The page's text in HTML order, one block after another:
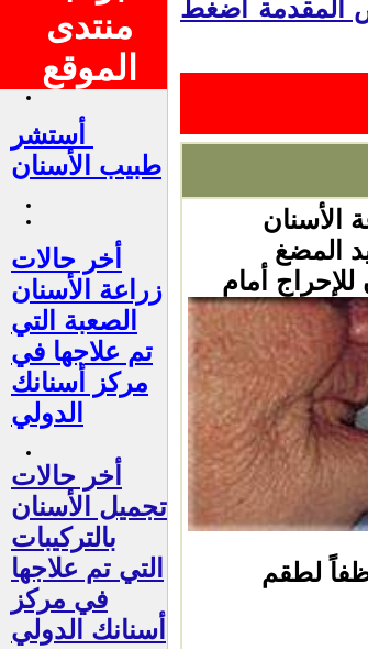
منتدى
الموقع
أستشر
طبيب الأسنان
أخر حالات
زراعة الأسنان
الصعبة التي
تم علاجها في
مركز أسنانك
الدولي
أخر حالات
تجميل الأسنان
بالتركيبات
التي تم علاجها
في مركز
أسنانك الدولي
المقدمة اضغط
الأسنان
المضغ
أمام
لطقم